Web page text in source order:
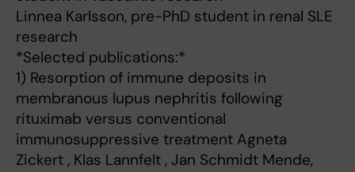
Linnea Karlsson, pre-PhD student in renal SLE
research
*Selected publications:*
1) Resorption of immune deposits in
membranous lupus nephritis following
rituximab versus conventional
immunosuppressive treatment Agneta
Zickert , Klas Lannfelt , Jan Schmidt Mende,